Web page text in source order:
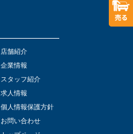
店舗紹介
企業情報
スタッフ紹介
求人情報
個人情報保護方針
お問い合わせ